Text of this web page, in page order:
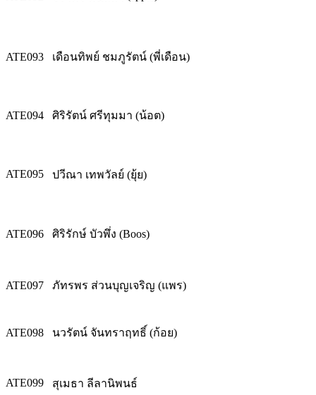
ATE093 เดือนทิพย์ ชมภูรัตน์ (พี่เดือน)
ATE094 ศิริรัตน์ ศรีทุมมา (น้อต)
ATE095 ปวีณา เทพวัลย์ (ยุ้ย)
ATE096 ศิริรักษ์ บัวพึ่ง (Boos)
ATE097 ภัทรพร ส่วนบุญเจริญ (แพร)
ATE098 นวรัตน์ จันทราฤทธิ์ (ก้อย)
ATE099 สุเมธา ลีลานิพนธ์